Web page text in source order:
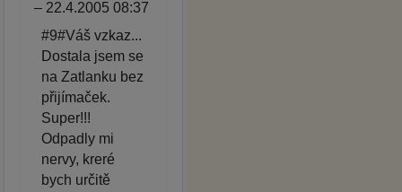
– 22.4.2005 08:37
#9#Váš vzkaz...
Dostala jsem se
na Zatlanku bez
přijímaček.
Super!!!
Odpadly mi
nervy, kreré
bych určitě